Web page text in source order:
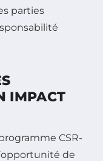
parties
IMPACT
CSR-
de